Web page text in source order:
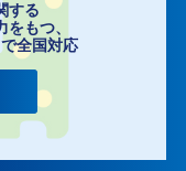
する
もつ、
全国対応